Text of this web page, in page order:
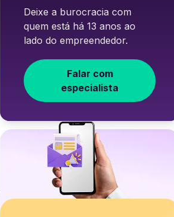
Deixe a burocracia com
quem está há 13 anos ao
lado do empreendedor.
Falar com
especialista